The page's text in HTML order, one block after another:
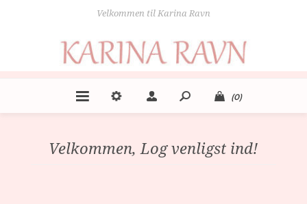
Velkommen til Karina Ravn
(0)
Velkommen, Log venligst ind!